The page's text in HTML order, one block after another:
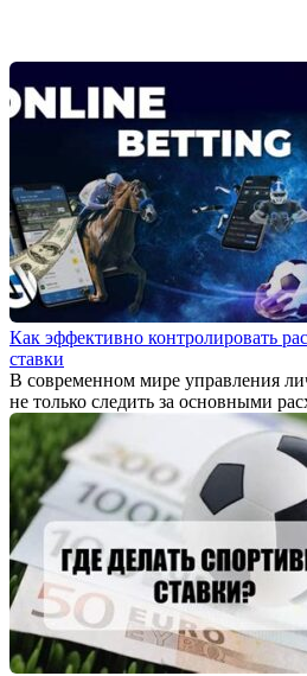
Как эффективно контролировать
ставки
В современном мире управления
не только следить за основными